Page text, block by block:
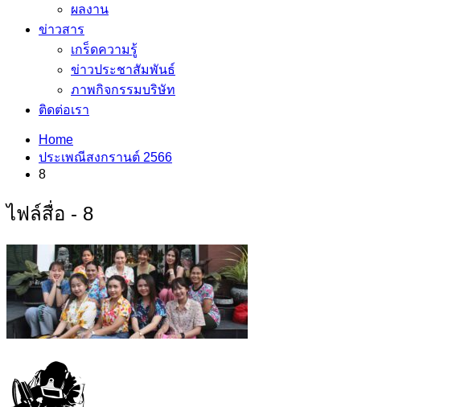
ผลงาน
ข่าวสาร
เกร็ดความรู้
ข่าวประชาสัมพันธ์
ภาพกิจกรรมบริษัท
ติดต่อเรา
Home
ประเพณีสงกรานต์ 2566
8
ไฟล์สื่อ - 8